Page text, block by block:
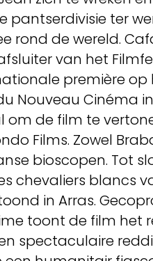
pantserdivisie ter
rond de wereld.
van het
première op
Nouveau Cinéma
om de film te
Films. Zowel
bioscopen. Tot
chevaliers blancs
in Arras.
toont de film het
spectaculaire